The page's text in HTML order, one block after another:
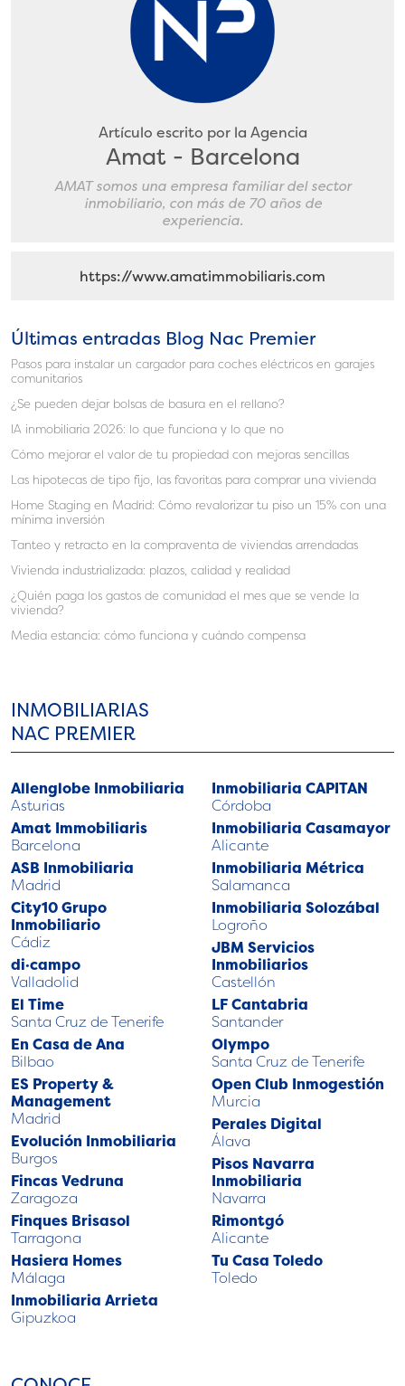
Artículo escrito por la Agencia
Amat - Barcelona
AMAT somos una empresa familiar del sector
inmobiliario, con más de 70 años de
experiencia.
https://www.amatimmobiliaris.com
Últimas entradas Blog Nac Premier
Pasos para instalar un cargador para coches eléctricos en garajes
comunitarios
¿Se pueden dejar bolsas de basura en el rellano?
IA inmobiliaria 2026: lo que funciona y lo que no
Cómo mejorar el valor de tu propiedad con mejoras sencillas
Las hipotecas de tipo fijo, las favoritas para comprar una vivienda
Home Staging en Madrid: Cómo revalorizar tu piso un 15% con una
mínima inversión
Tanteo y retracto en la compraventa de viviendas arrendadas
Vivienda industrializada: plazos, calidad y realidad
¿Quién paga los gastos de comunidad el mes que se vende la
vivienda?
Media estancia: cómo funciona y cuándo compensa
INMOBILIARIAS
NAC PREMIER
Allenglobe Inmobiliaria
Asturias
Amat Immobiliaris
Barcelona
ASB Inmobiliaria
Madrid
City10 Grupo
Inmobiliario
Cádiz
di·campo
Valladolid
El Time
Santa Cruz de Tenerife
En Casa de Ana
Bilbao
ES Property &
Management
Madrid
Evolución Inmobiliaria
Burgos
Fincas Vedruna
Zaragoza
Finques Brisasol
Tarragona
Hasiera Homes
Málaga
Inmobiliaria Arrieta
Gipuzkoa
Inmobiliaria CAPITAN
Córdoba
Inmobiliaria Casamayor
Alicante
Inmobiliaria Métrica
Salamanca
Inmobiliaria Solozábal
Logroño
JBM Servicios
Inmobiliarios
Castellón
LF Cantabria
Santander
Olympo
Santa Cruz de Tenerife
Open Club Inmogestión
Murcia
Perales Digital
Álava
Pisos Navarra
Inmobiliaria
Navarra
Rimontgó
Alicante
Tu Casa Toledo
Toledo